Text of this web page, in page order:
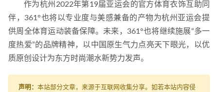
作为杭州2022年第19届亚运会的官方体育衣饰互助同
伴，361°也将以专业度与美感兼备的产物为杭州亚运会提
供周全体育运动装备保障。未来，361°也将继续施展“多一
度热爱”的品牌精神，以中国原生气力点亮天下眼光，以优
质原创设计为东方时尚潮水新势力发声。
声明： 本站部分文章，来源于互联网收集分享。如若本站内容侵